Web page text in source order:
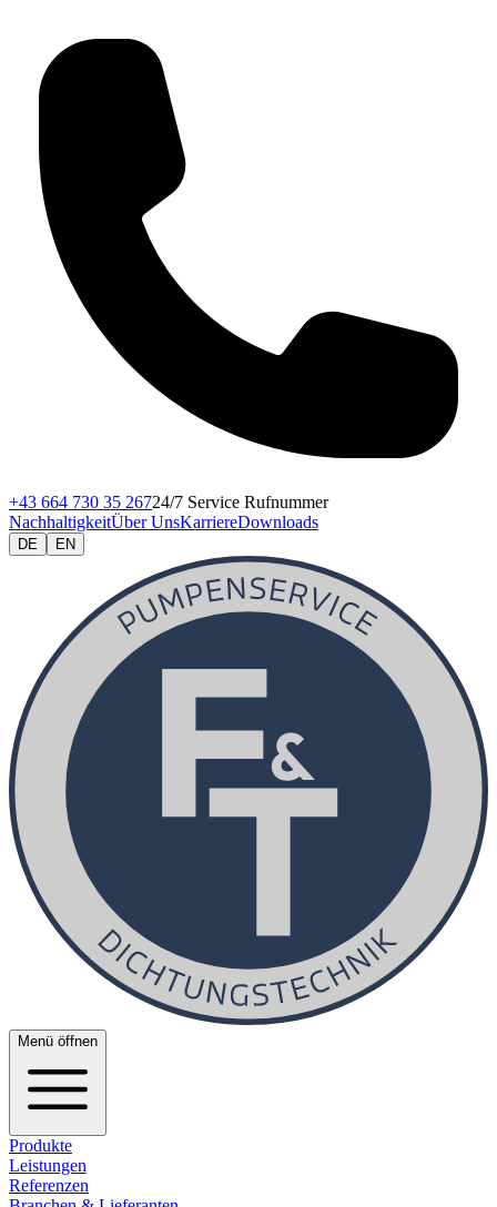
+43 664 730 35 26724/7 Service Rufnummer
NachhaltigkeitÜber UnsKarriereDownloads
DE EN
Menü öffnen
Produkte
Leistungen
Referenzen